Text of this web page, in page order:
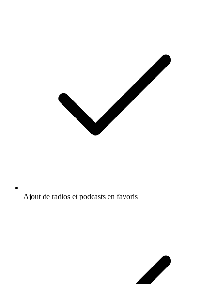
Ajout de radios et podcasts en favoris